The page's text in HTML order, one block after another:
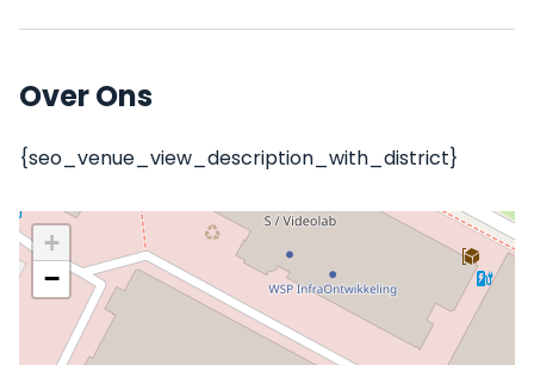
Over Ons
{seo_venue_view_description_with_district}
+
−